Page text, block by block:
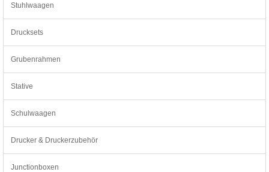
Stuhlwaagen
Drucksets
Grubenrahmen
Stative
Schulwaagen
Drucker & Druckerzubehör
Junctionboxen